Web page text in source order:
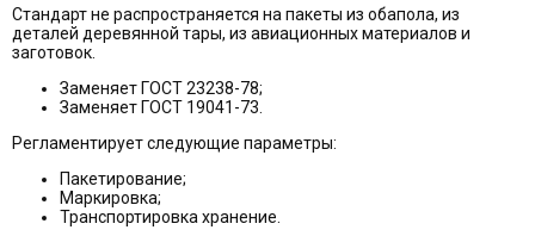
Стандарт не распространяется на пакеты из обапола, из
деталей деревянной тары, из авиационных материалов и
заготовок.
Заменяет ГОСТ 23238-78;
Заменяет ГОСТ 19041-73.
Регламентирует следующие параметры:
Пакетирование;
Маркировка;
Транспортировка хранение.